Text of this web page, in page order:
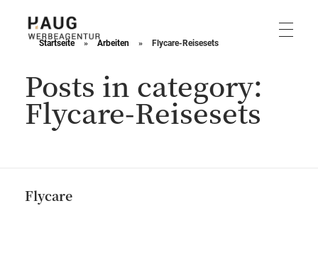
Haug Werbeagentur
Startseite » Arbeiten » Flycare-Reisesets
Posts in category:
Flycare-Reisesets
Flycare